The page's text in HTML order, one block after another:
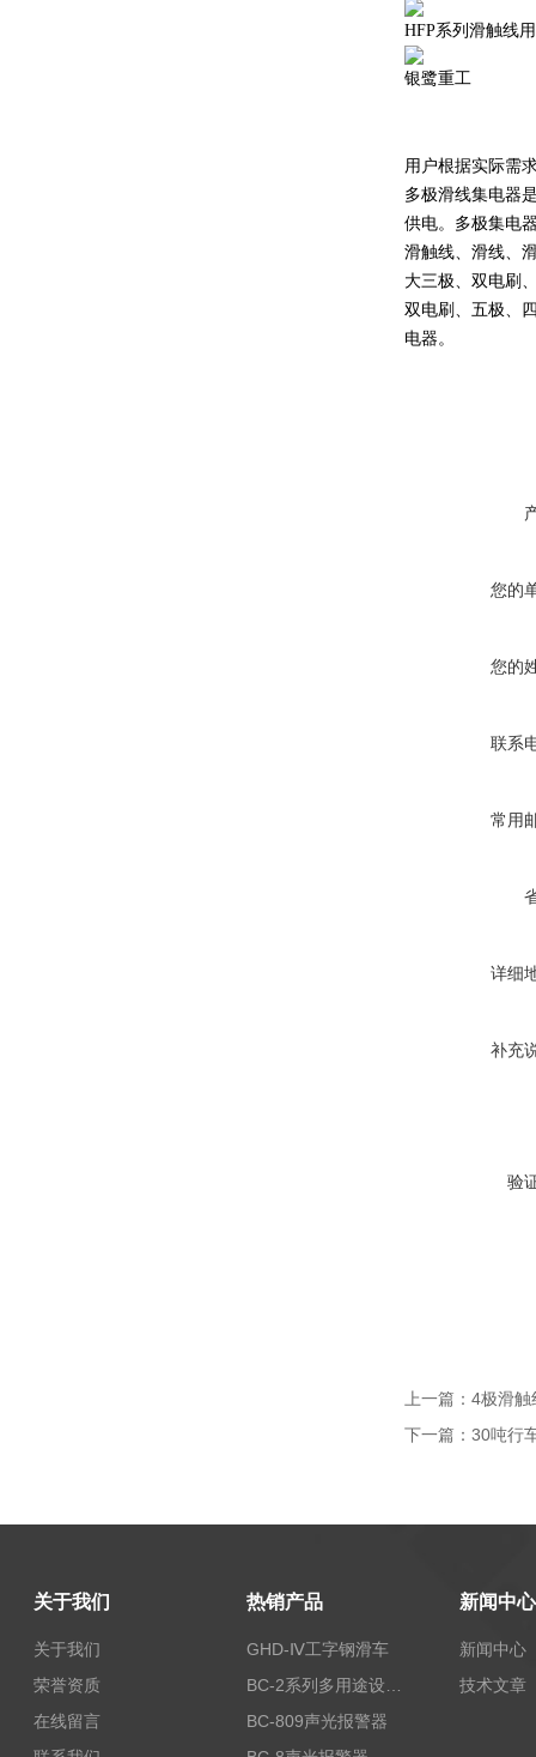
HFP系列滑触线
银鹭重工
用户根据实际需
多极滑线集电器
供电。多极集电
滑触线、滑线、
大三极、双电刷
双电刷、五极、
电器。
您的
您的
联系
常用
详细
补充
验
上一篇： 4极滑触
下一篇： 30吨行
关于我们
关于我们
荣誉资质
在线留言
热销产品
GHD-Ⅳ工字钢滑车
BC-809声光报警器
新闻中心
新闻中心
技术文章